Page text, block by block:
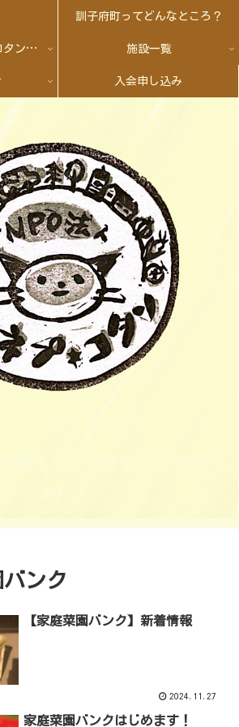
訓子府町ってどんなところ？
NPO法人クンネプ・コタンとは 施設一覧
入会申し込み
ンク
【家庭菜園バンク】新着情報
2024.11.27
家庭菜園バンクはじめます！